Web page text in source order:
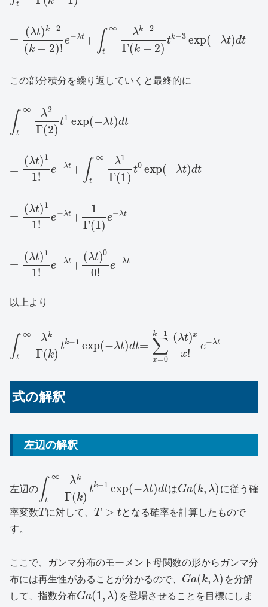
t
=
(λt)k−2
(k − 2)!
e−λt+ ∫ ∞
t
λk−2
Γ(k − 2)
tk−3 exp(−λt)dt
この部分積分を繰り返していくと最終的に
∫ ∞
t
λ2
Γ(2)
t1 exp(−λt)dt
=
(λt)1
1!
e−λt+ ∫ ∞
t
λ1
Γ(1 )
t0 exp(−λt)dt
=
(λt)1
1!
e−λt+
1
Γ(1 )
e−λt
=
(λt)1
1!
e−λt+
(λt)0
0!
e−λt
以上より
∫ ∞
t
λk
Γ(k)
tk−1 exp(−λt)dt= ∑
x=0
k−1 (λt)x
x!
e−λt
式の解釈
左辺の解釈
左辺の ∫ ∞
t
λk
Γ(k)
tk−1 exp(−λt)dtはGa(k, λ) に従う確
率変数T に対して、T > tとなる確率を計算したもので
す。
ここで、ガンマ分布のモーメント母関数の形からガンマ分
布には再生性があることが分かるので、 Ga(k, λ) を分解
して、指数分布Ga(1, λ) を登場させることを目標にしま